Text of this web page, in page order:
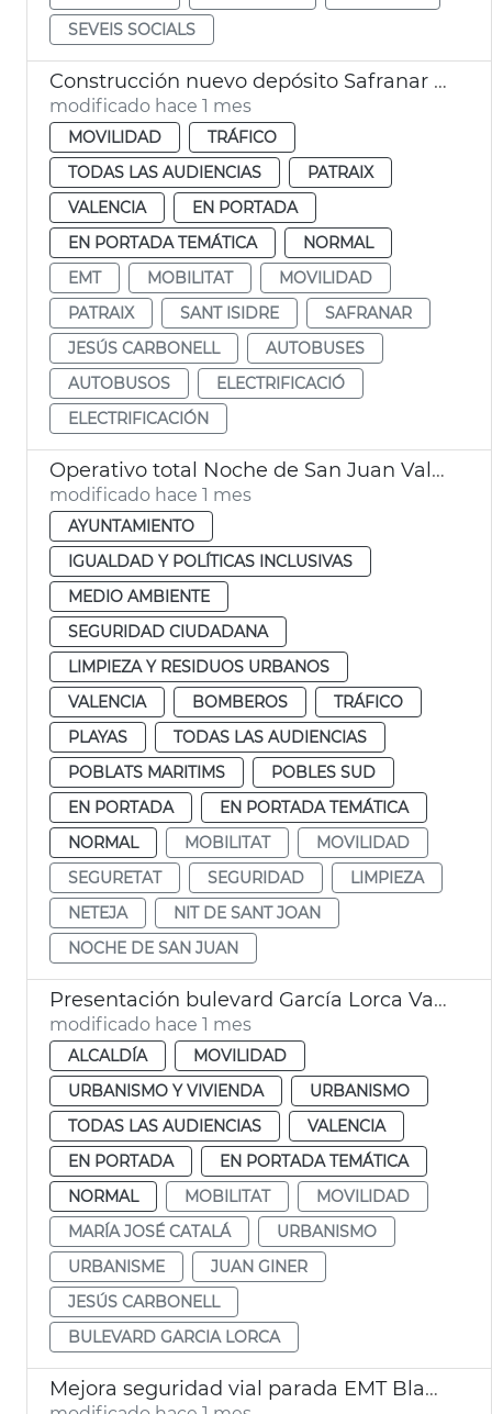
SEVEIS SOCIALS
Construcción nuevo depósito Safranar EMT València
modificado hace 1 mes
MOVILIDAD
TRÁFICO
TODAS LAS AUDIENCIAS
PATRAIX
VALENCIA
EN PORTADA
EN PORTADA TEMÁTICA
NORMAL
EMT
MOBILITAT
MOVILIDAD
PATRAIX
SANT ISIDRE
SAFRANAR
JESÚS CARBONELL
AUTOBUSES
AUTOBUSOS
ELECTRIFICACIÓ
ELECTRIFICACIÓN
Operativo total Noche de San Juan València. Movilidad, limpieza y seguridad
modificado hace 1 mes
AYUNTAMIENTO
IGUALDAD Y POLÍTICAS INCLUSIVAS
MEDIO AMBIENTE
SEGURIDAD CIUDADANA
LIMPIEZA Y RESIDUOS URBANOS
VALENCIA
BOMBEROS
TRÁFICO
PLAYAS
TODAS LAS AUDIENCIAS
POBLATS MARITIMS
POBLES SUD
EN PORTADA
EN PORTADA TEMÁTICA
NORMAL
MOBILITAT
MOVILIDAD
SEGURETAT
SEGURIDAD
LIMPIEZA
NETEJA
NIT DE SANT JOAN
NOCHE DE SAN JUAN
Presentación bulevard García Lorca València
modificado hace 1 mes
ALCALDÍA
MOVILIDAD
URBANISMO Y VIVIENDA
URBANISMO
TODAS LAS AUDIENCIAS
VALENCIA
EN PORTADA
EN PORTADA TEMÁTICA
NORMAL
MOBILITAT
MOVILIDAD
MARÍA JOSÉ CATALÁ
URBANISMO
URBANISME
JUAN GINER
JESÚS CARBONELL
BULEVARD GARCIA LORCA
Mejora seguridad vial parada EMT Blasco Ibáñez Cronista Almela i Vives